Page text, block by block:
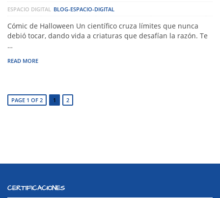
ESPACIO DIGITAL BLOG-ESPACIO-DIGITAL
Cómic de Halloween Un científico cruza límites que nunca
debió tocar, dando vida a criaturas que desafían la razón. Te
…
READ MORE
PAGE 1 OF 2 1 2
CERTIFICACIONES